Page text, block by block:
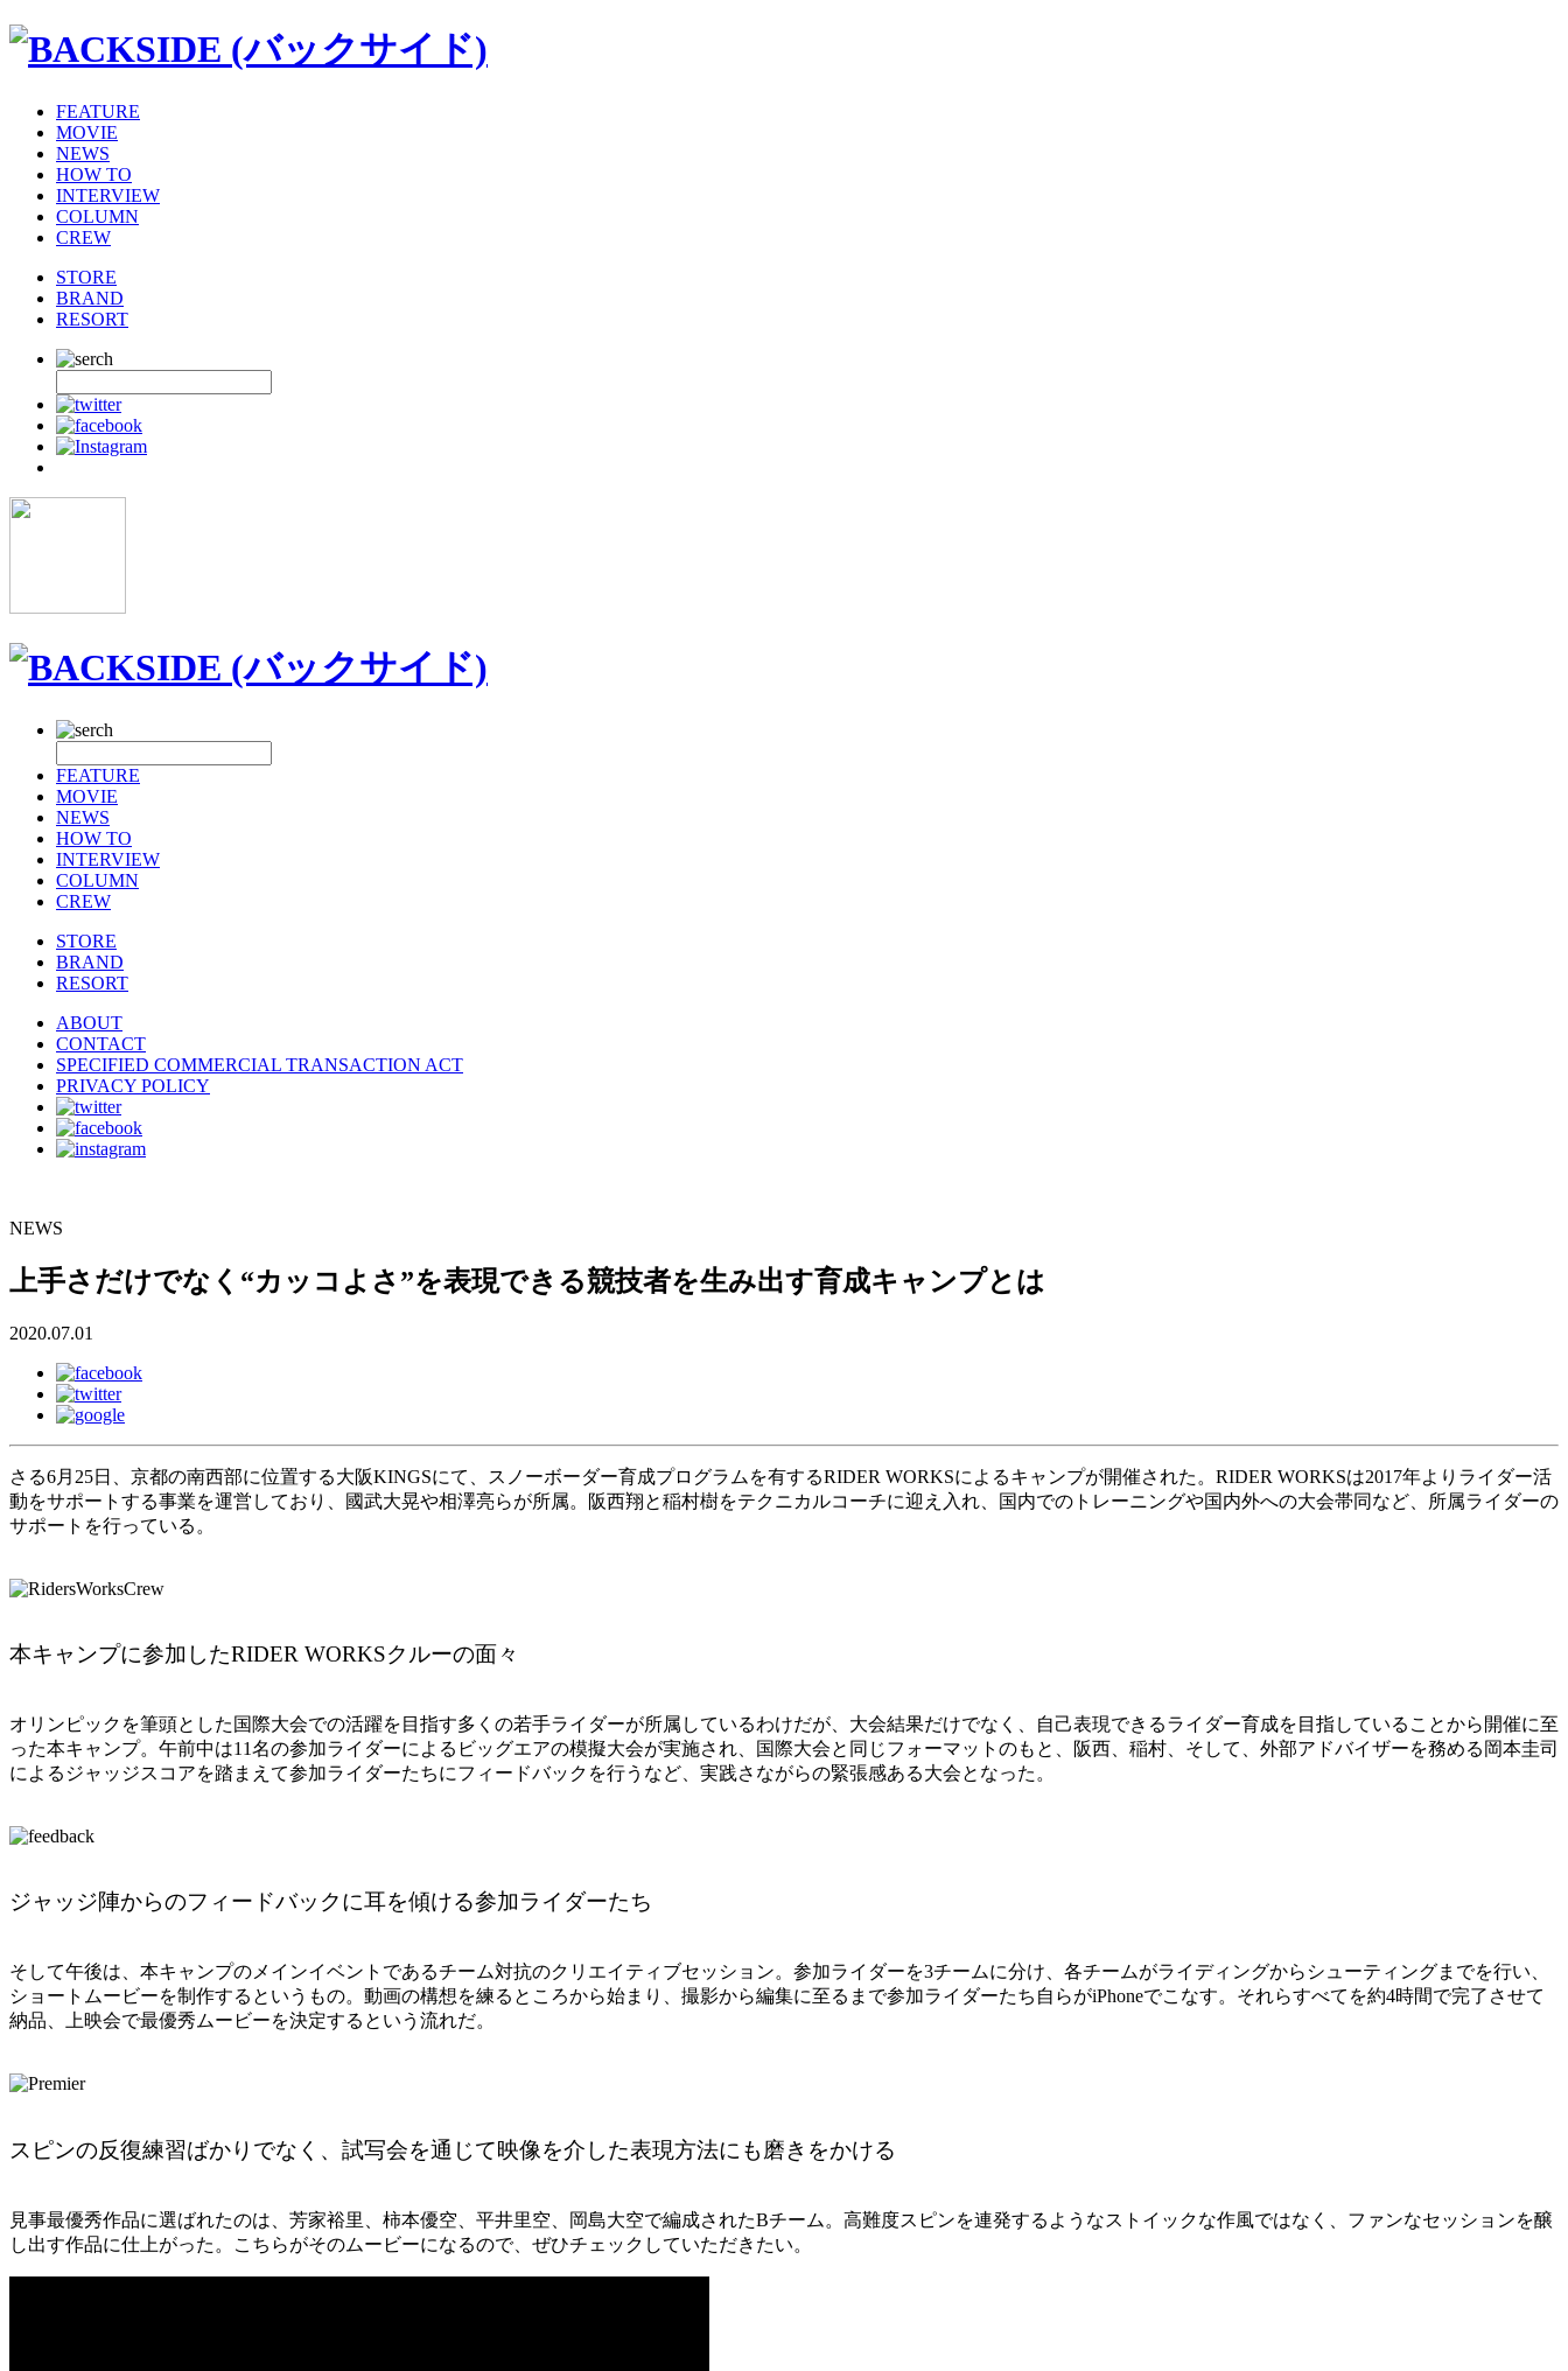
FEATURE
MOVIE
NEWS
HOW TO
INTERVIEW
COLUMN
CREW
STORE
BRAND
RESORT
FEATURE
MOVIE
NEWS
HOW TO
INTERVIEW
COLUMN
CREW
STORE
BRAND
RESORT
ABOUT
CONTACT
SPECIFIED COMMERCIAL TRANSACTION ACT
PRIVACY POLICY
NEWS
上手さだけでなく“カッコよさ”を表現できる競技者を生み出す育成キャンプとは
2020.07.01
さる6月25日、京都の南西部に位置する大阪KINGSにて、スノーボーダー育成プログラムを有するRIDER WORKSによるキャンプが開催された。RIDER WORKSは2017年よりライダー活
動をサポートする事業を運営しており、國武大晃や相澤亮らが所属。阪西翔と稲村樹をテクニカルコーチに迎え入れ、国内でのトレーニングや国内外への大会帯同など、所属ライダーの
サポートを行っている。
本キャンプに参加したRIDER WORKSクルーの面々
オリンピックを筆頭とした国際大会での活躍を目指す多くの若手ライダーが所属しているわけだが、大会結果だけでなく、自己表現できるライダー育成を目指していることから開催に至
った本キャンプ。午前中は11名の参加ライダーによるビッグエアの模擬大会が実施され、国際大会と同じフォーマットのもと、阪西、稲村、そして、外部アドバイザーを務める岡本圭司
によるジャッジスコアを踏まえて参加ライダーたちにフィードバックを行うなど、実践さながらの緊張感ある大会となった。
ジャッジ陣からのフィードバックに耳を傾ける参加ライダーたち
そして午後は、本キャンプのメインイベントであるチーム対抗のクリエイティブセッション。参加ライダーを3チームに分け、各チームがライディングからシューティングまでを行い、
ショートムービーを制作するというもの。動画の構想を練るところから始まり、撮影から編集に至るまで参加ライダーたち自らがiPhoneでこなす。それらすべてを約4時間で完了させて
納品、上映会で最優秀ムービーを決定するという流れだ。
スピンの反復練習ばかりでなく、試写会を通じて映像を介した表現方法にも磨きをかける
見事最優秀作品に選ばれたのは、芳家裕里、柿本優空、平井里空、岡島大空で編成されたBチーム。高難度スピンを連発するようなストイックな作風ではなく、ファンなセッションを醸
し出す作品に仕上がった。こちらがそのムービーになるので、ぜひチェックしていただきたい。